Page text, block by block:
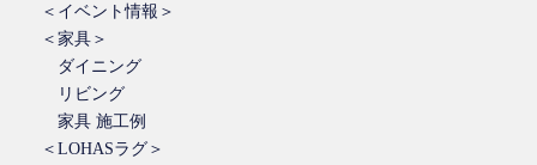
＜イベント情報＞
＜家具＞
ダイニング
リビング
家具 施工例
＜LOHASラグ＞